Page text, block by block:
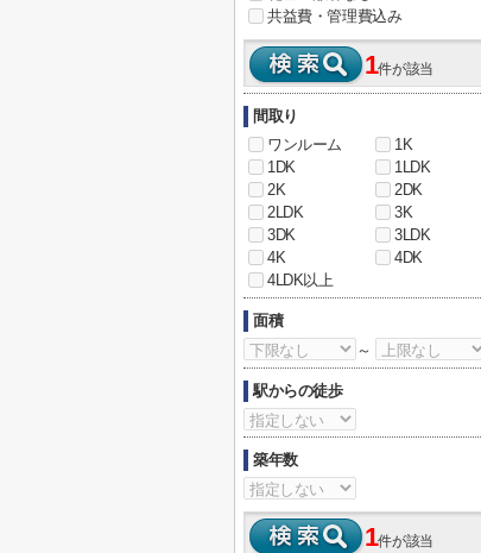
共益費・管理費込み
1件が該当
間取り
ワンルーム
1K
1DK
1LDK
2K
2DK
2LDK
3K
3DK
3LDK
4K
4DK
4LDK以上
面積
～
駅からの徒歩
築年数
1件が該当